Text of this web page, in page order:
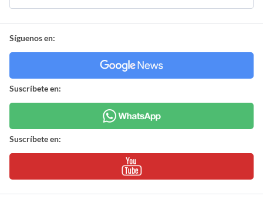
Síguenos en:
Suscríbete en:
Suscríbete en: